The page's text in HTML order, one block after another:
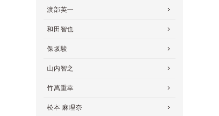
渡部英一
和田智也
保坂駿
山内智之
竹萬重幸
松本 麻理奈